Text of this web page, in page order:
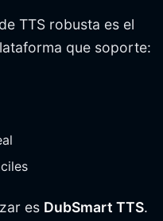
TTS robusta es el
que soporte:
es DubSmart TTS.